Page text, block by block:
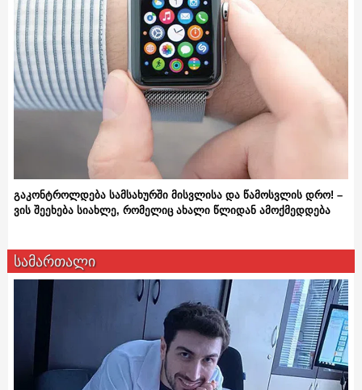
გაკონტროლდება სამსახურში მისვლისა და წამოსვლის დრო! –
ვის შეეხება სიახლე, რომელიც ახალი წლიდან ამოქმედდება
სამართალი